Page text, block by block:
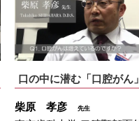
口の中に潜む「口腔がん」
柴原 孝彦 先生